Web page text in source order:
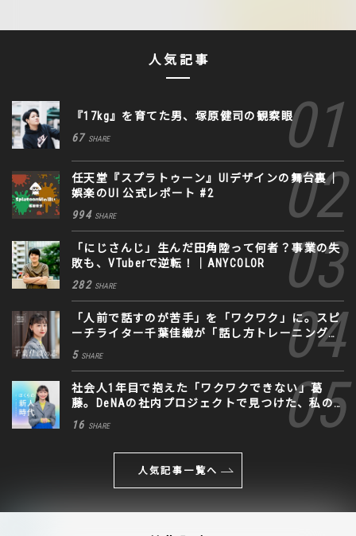
人気記事
『17kg』を育てた男、塚原健司の観察眼
67 SHARE
任天堂『スプラトゥーン』UIデザインの舞台裏｜
娯楽のUI 公式レポート #2
994 SHARE
「にじさんじ」生んだ田角陸って何者？事業の失
敗も、VTuberで逆転！｜ANYCOLOR
282 SHARE
「人前で話すのが苦手」を「ワクワク」に。スピ
ーチライター千葉佳織が「話し方トレーニング」
に込めた思い
5 SHARE
社会人1年目で抱えた「ワクワクできない」葛
藤。DeNAの社内プロジェクトで見つけた、私の
生きる道
16 SHARE
人気記事一覧へ